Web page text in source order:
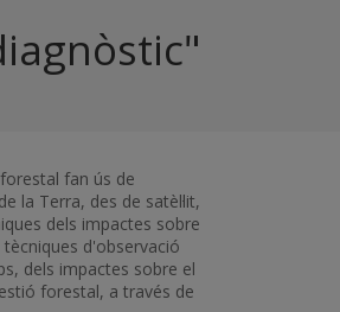
fan ús de
la Terra, des de satèl·lit,
dels impactes sobre
d'observació
dels impactes sobre el
forestal, a través de